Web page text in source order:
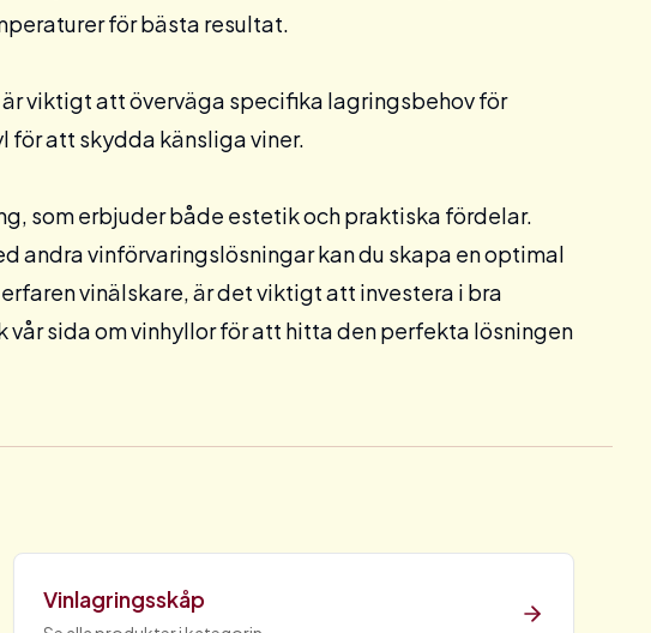
för bästa resultat.
viktigt att överväga specifika lagringsbehov för
för att skydda känsliga viner.
som erbjuder både estetik och praktiska fördelar.
andra vinförvaringslösningar kan du skapa en optimal
vinälskare, är det viktigt att investera i bra
vår sida omvinhyllorför att hitta den perfekta lösningen
Vinlagringsskåp